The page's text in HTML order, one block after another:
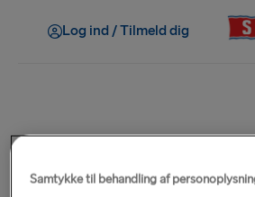
Log ind / Tilmeld dig
Kan jeg medbringe
Samtykke til behandling af